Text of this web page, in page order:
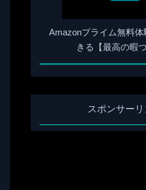
Amazonプライム無料
きる【最高の暇つ
スポンサーリ